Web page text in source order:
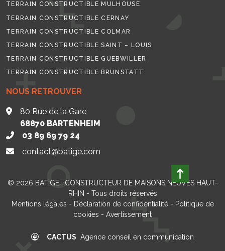
NOUS RETROUVER
80 Rue de la Gare
68870 BARTENHEIM
03 89 69 79 24
contact@batige.com
TERRAIN CONSTRUCTIBLE MULHOUSE
TERRAIN CONSTRUCTIBLE CERNAY
TERRAIN CONSTRUCTIBLE COLMAR
TERRAIN CONSTRUCTIBLE SAINT – LOUIS
TERRAIN CONSTRUCTIBLE GUEBWILLER
TERRAIN CONSTRUCTIBLE BRUNSTATT
© 2026 BATIGE : CONSTRUCTEUR DE MAISONS NEUVES HAUT-
RHIN - Tous droits réservés
Mentions légales - Déclaration de confidentialité- Politique de
cookies - Avertissement
CACTUS Agence conseil en communication